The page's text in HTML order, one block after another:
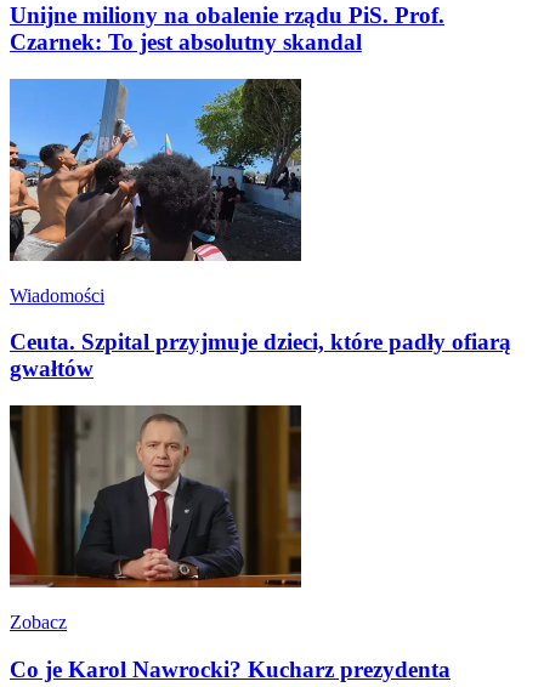
Unijne miliony na obalenie rządu PiS. Prof.
Czarnek: To jest absolutny skandal
Wiadomości
Ceuta. Szpital przyjmuje dzieci, które padły ofiarą
gwałtów
Zobacz
Co je Karol Nawrocki? Kucharz prezydenta